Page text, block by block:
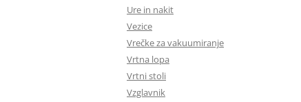
Ure in nakit
Vezice
Vrečke za vakuumiranje
Vrtna lopa
Vrtni stoli
Vzglavnik